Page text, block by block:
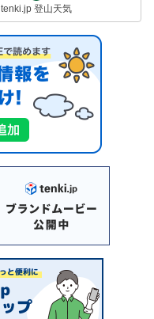
tenki.jp 登山天気